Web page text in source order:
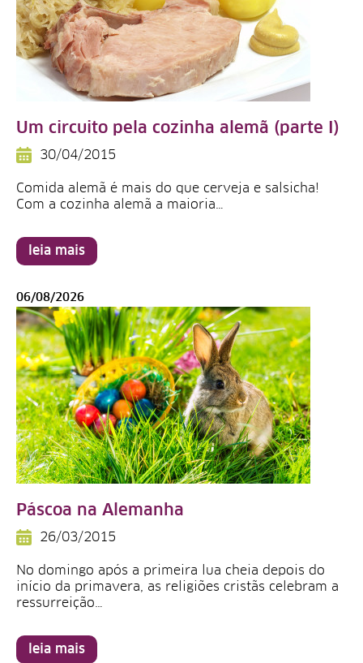
Um circuito pela cozinha alemã (parte I)
30/04/2015
Comida alemã é mais do que cerveja e salsicha!
Com a cozinha alemã a maioria…
leia mais
06/08/2026
Páscoa na Alemanha
26/03/2015
No domingo após a primeira lua cheia depois do
início da primavera, as religiões cristãs celebram a
ressurreição…
leia mais